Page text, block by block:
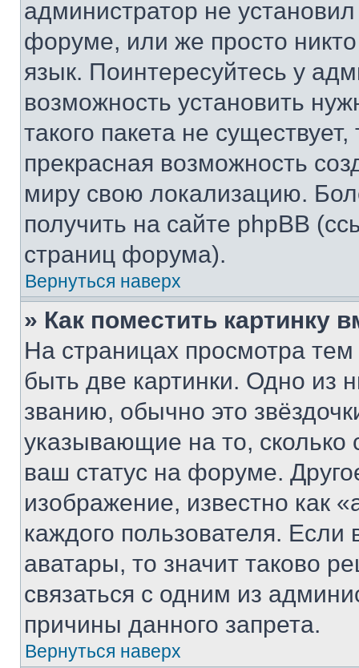
администратор не
форуме, или же просто
язык. Поинтересуйтесь у
возможность установить
такого пакета не
прекрасная возможность
миру свою локализацию.
получить на сайте phpBB
страниц форума).
Вернуться наверх
» Как поместить картинку
На страницах просмотра
быть две картинки. Одно из
званию, обычно это
указывающие на то,
ваш статус на форуме.
изображение, известно как
каждого пользователя.
аватары, то значит таково
связаться с одним из
причины данного запрета.
Вернуться наверх